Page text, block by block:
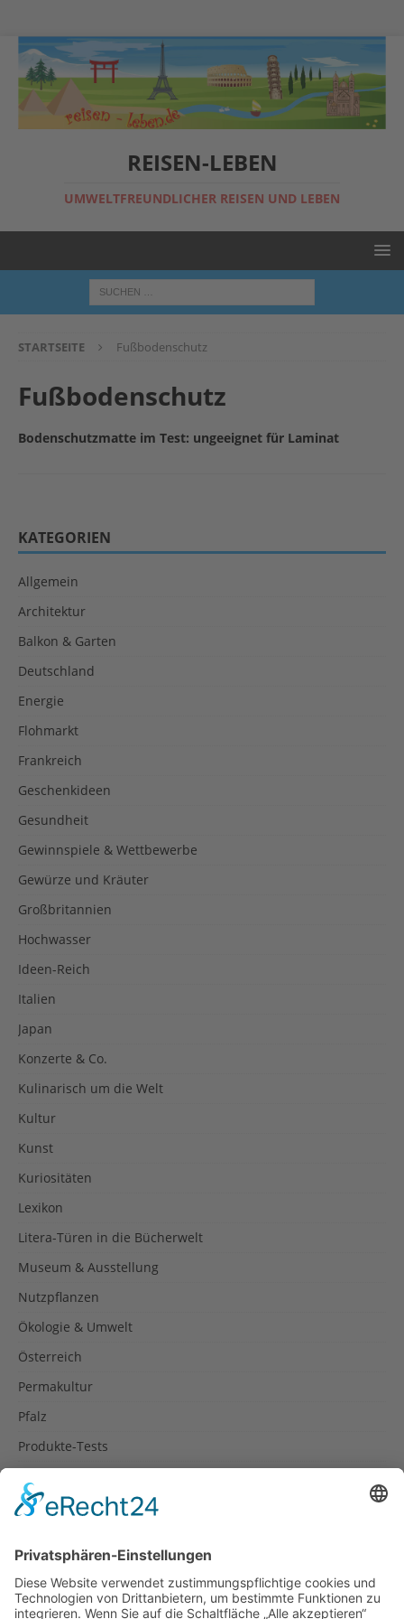
REISEN-LEBEN
UMWELTFREUNDLICHER REISEN UND LEBEN
STARTSEITE Fußbodenschutz
Fußbodenschutz
Bodenschutzmatte im Test: ungeeignet für Laminat
KATEGORIEN
Allgemein
Architektur
Balkon & Garten
Deutschland
Energie
Flohmarkt
Frankreich
Geschenkideen
Gesundheit
Gewinnspiele & Wettbewerbe
Gewürze und Kräuter
Großbritannien
Hochwasser
Ideen-Reich
Italien
Japan
Konzerte & Co.
Kulinarisch um die Welt
Kultur
Kunst
Kuriositäten
Lexikon
Litera-Türen in die Bücherwelt
Museum & Ausstellung
Nutzpflanzen
Ökologie & Umwelt
Österreich
Permakultur
Pfalz
Produkte-Tests
Rezepte
Spanien
Südtirol